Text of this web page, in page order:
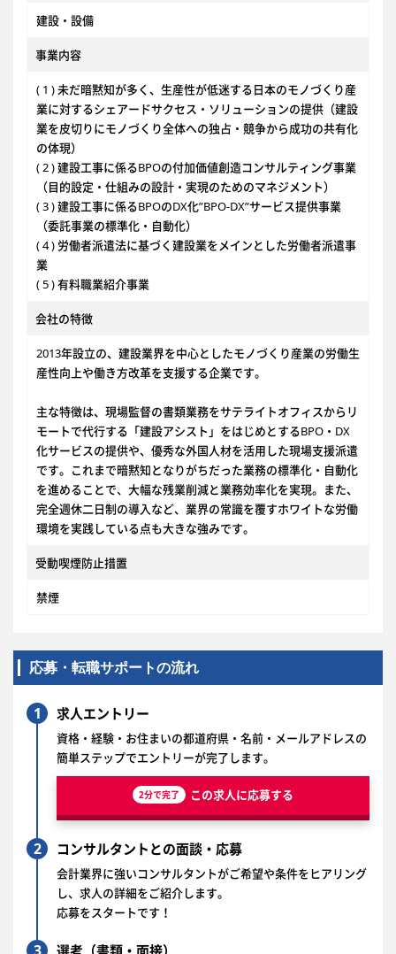
建設・設備
事業内容
( 1 ) 未だ暗黙知が多く、生産性が低迷する日本のモノづくり産
業に対するシェアードサクセス・ソリューションの提供（建設
業を皮切りにモノづくり全体への独占・競争から成功の共有化
の体現）
( 2 ) 建設工事に係るBPOの付加価値創造コンサルティング事業
（目的設定・仕組みの設計・実現のためのマネジメント）
( 3 ) 建設工事に係るBPOのDX化”BPO-DX”サービス提供事業
（委託事業の標準化・自動化）
( 4 ) 労働者派遣法に基づく建設業をメインとした労働者派遣事
業
( 5 ) 有料職業紹介事業
会社の特徴
2013年設立の、建設業界を中心としたモノづくり産業の労働生
産性向上や働き方改革を支援する企業です。
主な特徴は、現場監督の書類業務をサテライトオフィスからリ
モートで代行する「建設アシスト」をはじめとするBPO・DX
化サービスの提供や、優秀な外国人材を活用した現場支援派遣
です。これまで暗黙知となりがちだった業務の標準化・自動化
を進めることで、大幅な残業削減と業務効率化を実現。また、
完全週休二日制の導入など、業界の常識を覆すホワイトな労働
環境を実践している点も大きな強みです。
受動喫煙防止措置
禁煙
応募・転職サポートの流れ
1 求人エントリー
資格・経験・お住まいの都道府県・名前・メールアドレスの
簡単ステップでエントリーが完了します。
2分で完了 この求人に応募する
2 コンサルタントとの面談・応募
会計業界に強いコンサルタントがご希望や条件をヒアリング
し、求人の詳細をご紹介します。
応募をスタートです！
選考（書類・面接）